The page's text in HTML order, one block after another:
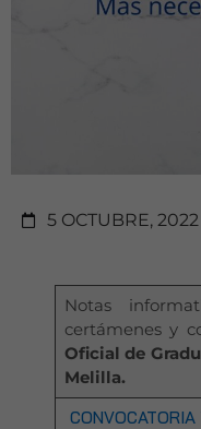
5 OCTUBRE, 2022
Notas
certámenes y
Oficial de
Melilla.